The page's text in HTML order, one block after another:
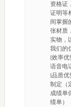
资格证
证明等
间掌握
张材质
实物，
我们的
[效率
语音电
[品质
制定（
成绩单
绩单）